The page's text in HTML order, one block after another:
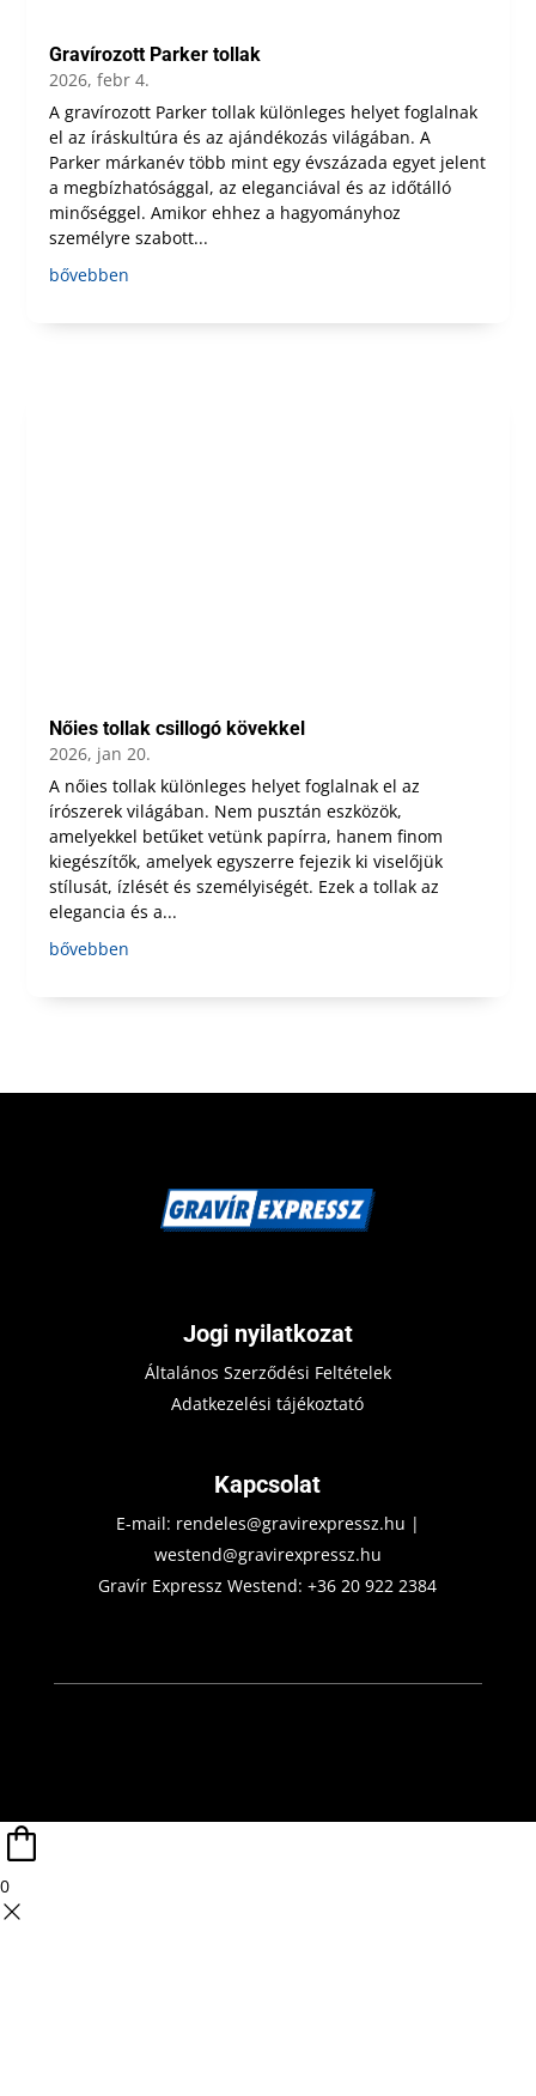
Gravírozott Parker tollak
2026, febr 4.
A gravírozott Parker tollak különleges helyet foglalnak
el az íráskultúra és az ajándékozás világában. A
Parker márkanév több mint egy évszázada egyet jelent
a megbízhatósággal, az eleganciával és az időtálló
minőséggel. Amikor ehhez a hagyományhoz
személyre szabott...
bővebben
Nőies tollak csillogó kövekkel
2026, jan 20.
A nőies tollak különleges helyet foglalnak el az
írószerek világában. Nem pusztán eszközök,
amelyekkel betűket vetünk papírra, hanem finom
kiegészítők, amelyek egyszerre fejezik ki viselőjük
stílusát, ízlését és személyiségét. Ezek a tollak az
elegancia és a...
bővebben
Jogi nyilatkozat
Általános Szerződési Feltételek
Adatkezelési tájékoztató
Kapcsolat
E-mail: rendeles@gravirexpressz.hu |
westend@gravirexpressz.hu
Gravír Expressz Westend:+36 20 922 2384
0